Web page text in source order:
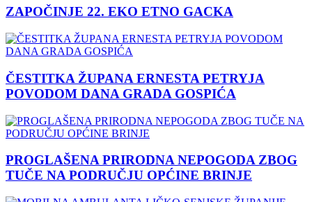
ZAPOČINJE 22. EKO ETNO GACKA
ČESTITKA ŽUPANA ERNESTA PETRYJA
POVODOM DANA GRADA GOSPIĆA
PROGLAŠENA PRIRODNA NEPOGODA ZBOG
TUČE NA PODRUČJU OPĆINE BRINJE